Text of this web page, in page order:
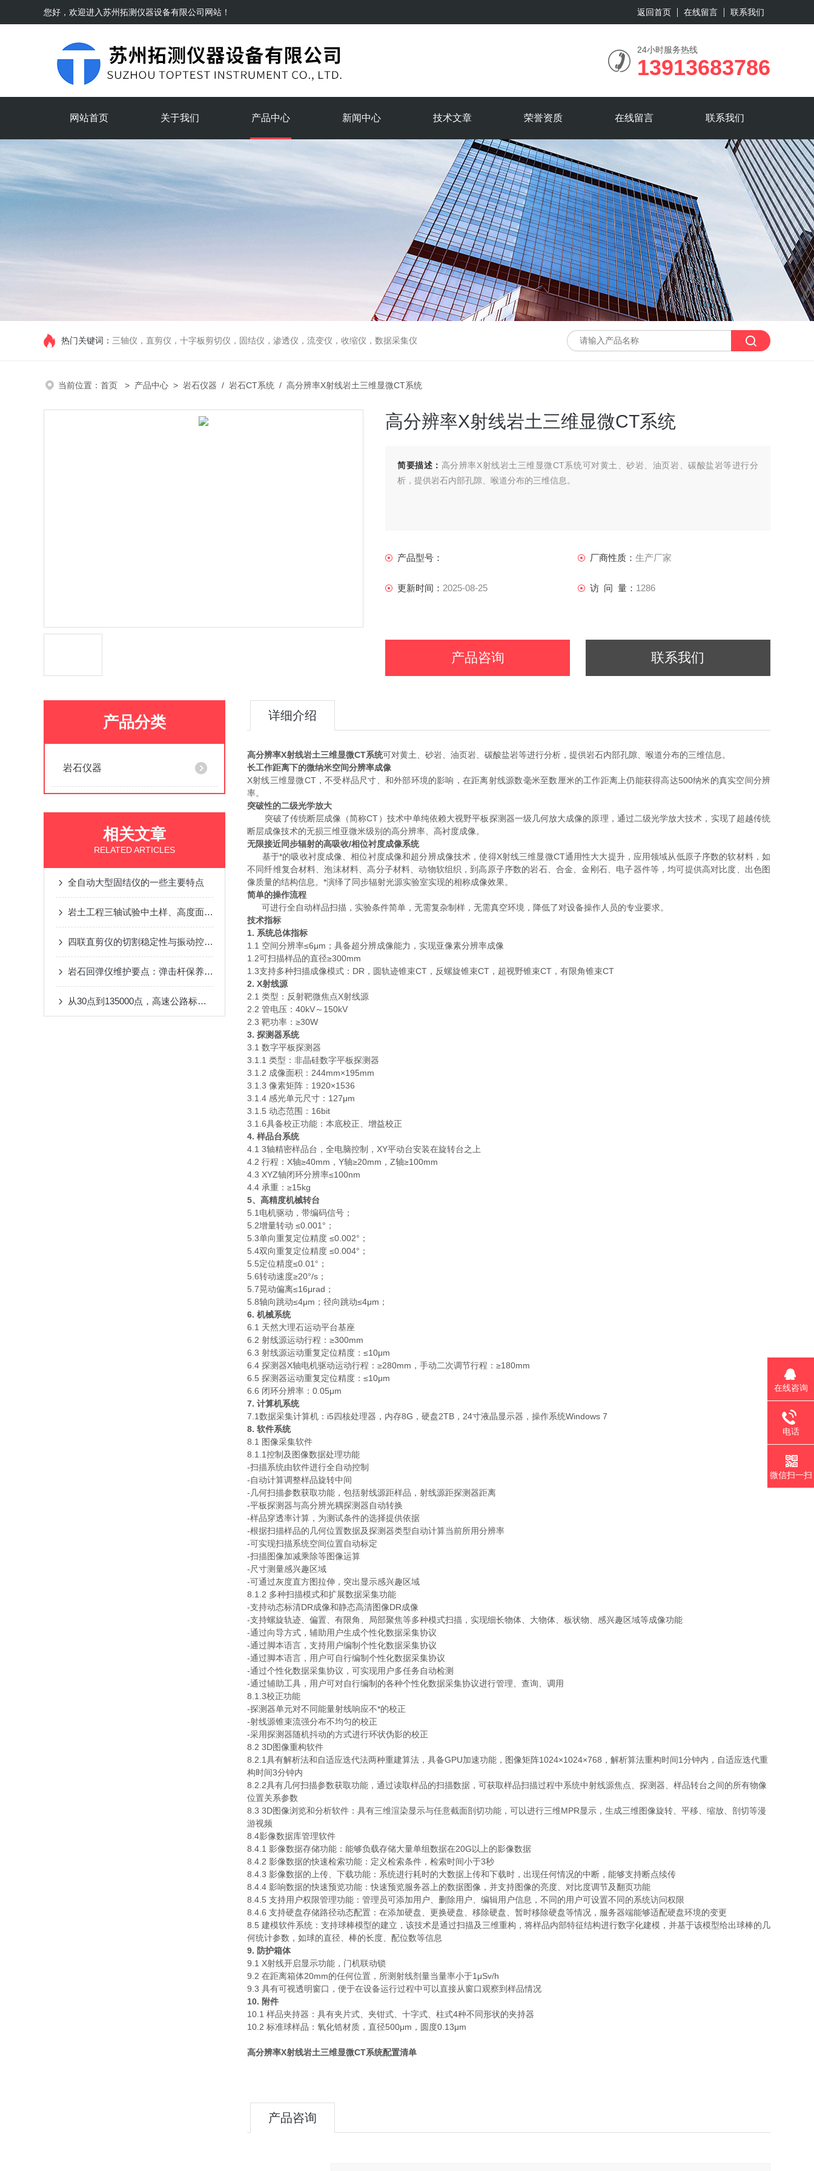
您好，欢迎进入苏州拓测仪器设备有限公司 网站！ 返回首页 在线留言 联系我们
24小时服务热线
13913683786
网站首页 关于我们 产品中心 新闻中心 技术文章 荣誉资质 在线留言 联系我们
热门关键词： 三轴仪，直剪仪，十字板剪切仪，固结仪，渗透仪，流变仪，收缩仪，数据采集仪
当前位置： 首页 > 产品中心 > 岩石仪器 / 岩石CT系统 / 高分辨率X射线岩土三维显微CT系统
高分辨率X射线岩土三维显微CT系统
简要描述： 高分辨率X射线岩土三维显微CT系统可对黄土、砂岩、油页岩、碳酸盐岩等进行分
析，提供岩石内部孔隙、喉道分布的三维信息。
产品型号： 厂商性质： 生产厂家
更新时间： 2025-08-25 访 问 量： 1286
产品咨询 联系我们
产品分类
岩石仪器
相关文章
RELATED ARTICLES
全自动大型固结仪的一些主要特点
岩土工程三轴试验中土样、高度面积修正等情况的探讨
四联直剪仪的切割稳定性与振动控制方法
岩石回弹仪维护要点：弹击杆保养、指针调节与仪器防潮措施
从30点到135000点，高速公路标线光亮度的高采样保障
详细介绍
高分辨率X射线岩土三维显微CT系统可对黄土、砂岩、油页岩、碳酸盐岩等进行分析，提供岩石内部孔隙、喉道分布的三维信息。
长工作距离下的微纳米空间分辨率成像
X射线三维显微CT，不受样品尺寸、和外部环境的影响，在距离射线源数毫米至数厘米的工作距离上仍能获得高达500纳米的真实空间分辨
率。
突破性的二级光学放大
突破了传统断层成像（简称CT）技术中单纯依赖大视野平板探测器一级几何放大成像的原理，通过二级光学放大技术，实现了超越传统
断层成像技术的无损三维亚微米级别的高分辨率、高衬度成像。
无限接近同步辐射的高吸收/相位衬度成像系统
基于*的吸收衬度成像、相位衬度成像和超分辨成像技术，使得X射线三维显微CT通用性大大提升，应用领域从低原子序数的软材料，如
不同纤维复合材料、泡沫材料、高分子材料、动物软组织，到高原子序数的岩石、合金、金刚石、电子器件等，均可提供高对比度、出色图
像质量的结构信息。*演绎了同步辐射光源实验室实现的相称成像效果。
简单的操作流程
可进行全自动样品扫描，实验条件简单，无需复杂制样，无需真空环境，降低了对设备操作人员的专业要求。
技术指标
1. 系统总体指标
1.1 空间分辨率≤6μm；具备超分辨成像能力，实现亚像素分辨率成像
1.2可扫描样品的直径≥300mm
1.3支持多种扫描成像模式：DR，圆轨迹锥束CT，反螺旋锥束CT，超视野锥束CT，有限角锥束CT
2. X射线源
2.1 类型：反射靶微焦点X射线源
2.2 管电压：40kV～150kV
2.3 靶功率：≥30W
3. 探测器系统
3.1 数字平板探测器
3.1.1 类型：非晶硅数字平板探测器
3.1.2 成像面积：244mm×195mm
3.1.3 像素矩阵：1920×1536
3.1.4 感光单元尺寸：127μm
3.1.5 动态范围：16bit
3.1.6具备校正功能：本底校正、增益校正
4. 样品台系统
4.1 3轴精密样品台，全电脑控制，XY平动台安装在旋转台之上
4.2 行程：X轴≥40mm，Y轴≥20mm，Z轴≥100mm
4.3 XYZ轴闭环分辨率≤100nm
4.4 承重：≥15kg
5、高精度机械转台
5.1电机驱动，带编码信号；
5.2增量转动 ≤0.001°；
5.3单向重复定位精度 ≤0.002°；
5.4双向重复定位精度 ≤0.004°；
5.5定位精度≤0.01°；
5.6转动速度≥20°/s；
5.7晃动偏离≤16μrad；
5.8轴向跳动≤4μm；径向跳动≤4μm；
6. 机械系统
6.1 天然大理石运动平台基座
6.2 射线源运动行程：≥300mm
6.3 射线源运动重复定位精度：≤10μm
6.4 探测器X轴电机驱动运动行程：≥280mm，手动二次调节行程：≥180mm
6.5 探测器运动重复定位精度：≤10μm
6.6 闭环分辨率：0.05μm
7. 计算机系统
7.1数据采集计算机：i5四核处理器，内存8G，硬盘2TB，24寸液晶显示器，操作系统Windows 7
8. 软件系统
8.1 图像采集软件
8.1.1控制及图像数据处理功能
-扫描系统由软件进行全自动控制
-自动计算调整样品旋转中间
-几何扫描参数获取功能，包括射线源距样品，射线源距探测器距离
-平板探测器与高分辨光耦探测器自动转换
-样品穿透率计算，为测试条件的选择提供依据
-根据扫描样品的几何位置数据及探测器类型自动计算当前所用分辨率
-可实现扫描系统空间位置自动标定
-扫描图像加减乘除等图像运算
-尺寸测量感兴趣区域
-可通过灰度直方图拉伸，突出显示感兴趣区域
8.1.2 多种扫描模式和扩展数据采集功能
-支持动态标清DR成像和静态高清图像DR成像
-支持螺旋轨迹、偏置、有限角、局部聚焦等多种模式扫描，实现细长物体、大物体、板状物、感兴趣区域等成像功能
-通过向导方式，辅助用户生成个性化数据采集协议
-通过脚本语言，支持用户编制个性化数据采集协议
-通过脚本语言，用户可自行编制个性化数据采集协议
-通过个性化数据采集协议，可实现用户多任务自动检测
-通过辅助工具，用户可对自行编制的各种个性化数据采集协议进行管理、查询、调用
8.1.3校正功能
-探测器单元对不同能量射线响应不*的校正
-射线源锥束流强分布不均匀的校正
-采用探测器随机抖动的方式进行环状伪影的校正
8.2 3D图像重构软件
8.2.1具有解析法和自适应迭代法两种重建算法，具备GPU加速功能，图像矩阵1024×1024×768，解析算法重构时间1分钟内，自适应迭代重
构时间3分钟内
8.2.2具有几何扫描参数获取功能，通过读取样品的扫描数据，可获取样品扫描过程中系统中射线源焦点、探测器、样品转台之间的所有物像
位置关系参数
8.3 3D图像浏览和分析软件：具有三维渲染显示与任意截面剖切功能，可以进行三维MPR显示，生成三维图像旋转、平移、缩放、剖切等漫
游视频
8.4影像数据库管理软件
8.4.1 影像数据存储功能：能够负载存储大量单组数据在20G以上的影像数据
8.4.2 影像数据的快速检索功能：定义检索条件，检索时间小于3秒
8.4.3 影像数据的上传、下载功能：系统进行耗时的大数据上传和下载时，出现任何情况的中断，能够支持断点续传
8.4.4 影响数据的快速预览功能：快速预览服务器上的数据图像，并支持图像的亮度、对比度调节及翻页功能
8.4.5 支持用户权限管理功能：管理员可添加用户、删除用户、编辑用户信息，不同的用户可设置不同的系统访问权限
8.4.6 支持硬盘存储路径动态配置：在添加硬盘、更换硬盘、移除硬盘、暂时移除硬盘等情况，服务器端能够适配硬盘环境的变更
8.5 建模软件系统：支持球棒模型的建立，该技术是通过扫描及三维重构，将样品内部特征结构进行数字化建模，并基于该模型给出球棒的几
何统计参数，如球的直径、棒的长度、配位数等信息
9. 防护箱体
9.1 X射线开启显示功能，门机联动锁
9.2 在距离箱体20mm的任何位置，所测射线剂量当量率小于1μSv/h
9.3 具有可视透明窗口，便于在设备运行过程中可以直接从窗口观察到样品情况
10. 附件
10.1 样品夹持器：具有夹片式、夹钳式、十字式、柱式4种不同形状的夹持器
10.2 标准球样品：氧化锆材质，直径500μm，圆度0.13μm
高分辨率X射线岩土三维显微CT系统配置清单
产品咨询
在线咨询
电话
微信扫一扫